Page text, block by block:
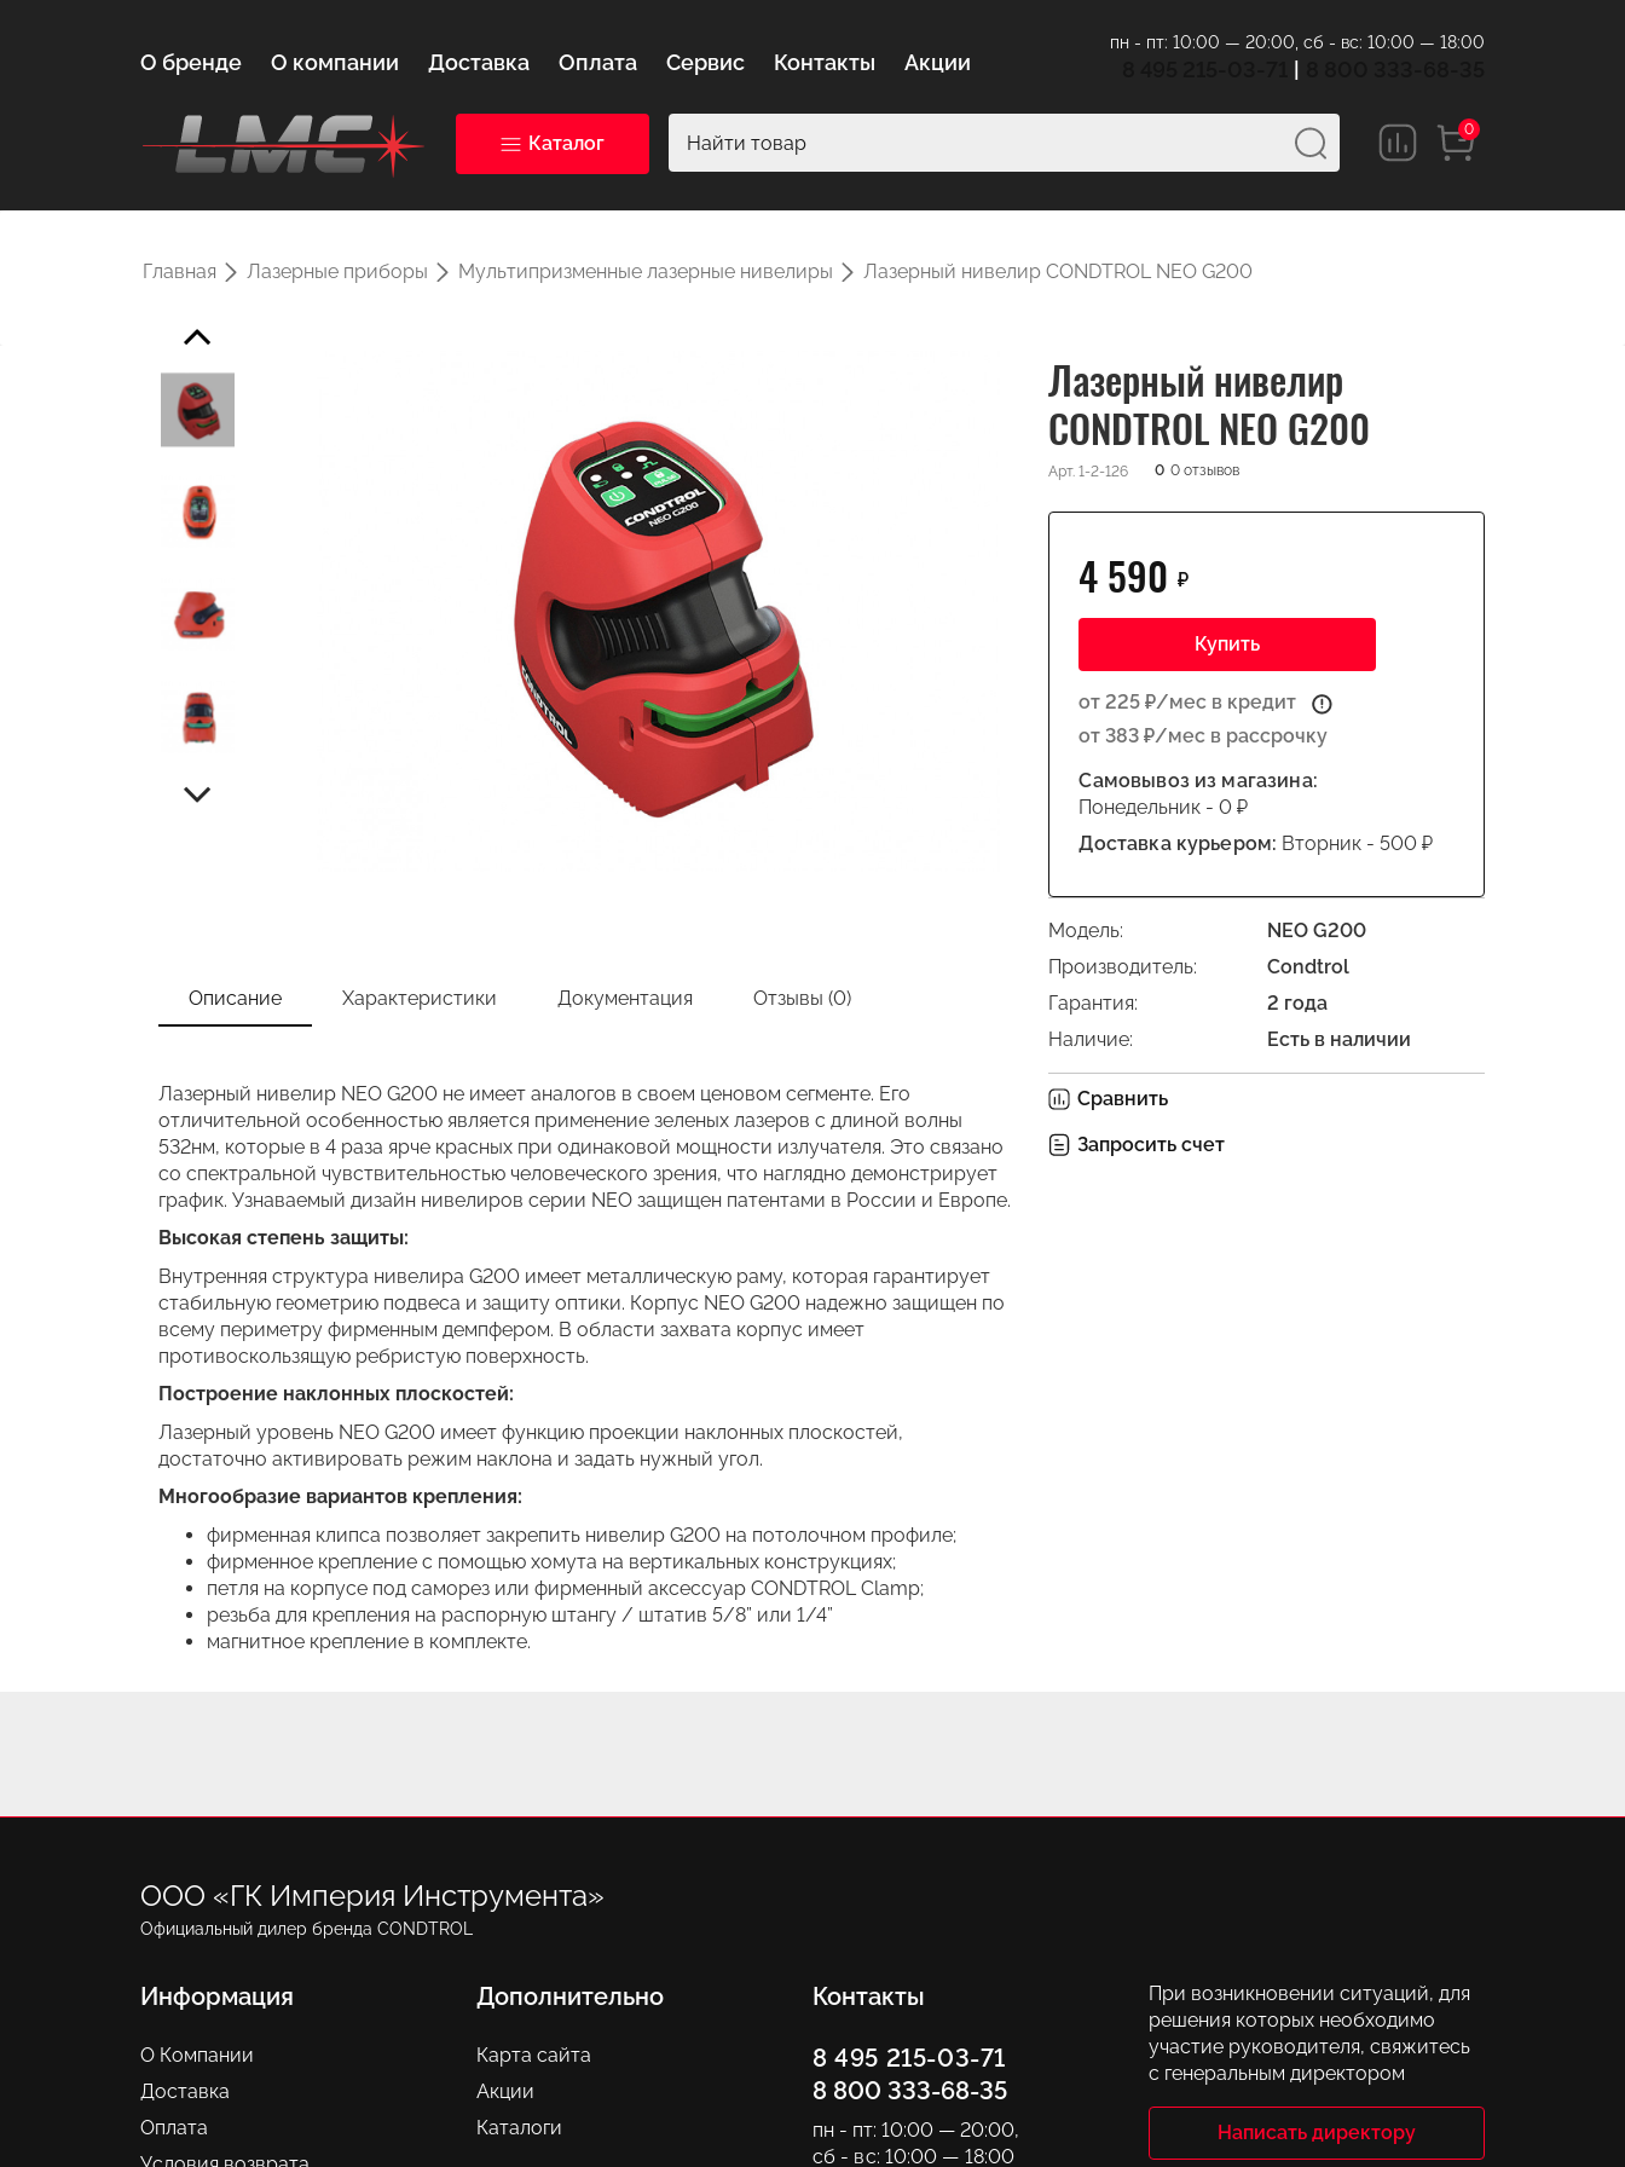
О бренде О компании Доставка Оплата Сервис Контакты Акции
пн - пт: 10:00 — 20:00, сб - вс: 10:00 — 18:00
Каталог
0
Главная Лазерные приборы Мультипризменные лазерные нивелиры Лазерный нивелир CONDTROL NEO G200
Описание Характеристики Документация Отзывы (0)
Лазерный нивелир NEO G200 не имеет аналогов в своем ценовом сегменте. Его
отличительной особенностью является применение зеленых лазеров с длиной волны
532нм, которые в 4 раза ярче красных при одинаковой мощности излучателя. Это связано
со спектральной чувствительностью человеческого зрения, что наглядно демонстрирует
график. Узнаваемый дизайн нивелиров серии NEO защищен патентами в России и Европе.
Высокая степень защиты:
Внутренняя структура нивелира G200 имеет металлическую раму, которая гарантирует
стабильную геометрию подвеса и защиту оптики. Корпус NEO G200 надежно защищен по
всему периметру фирменным демпфером. В области захвата корпус имеет
противоскользящую ребристую поверхность.
Построение наклонных плоскостей:
Лазерный уровень NEO G200 имеет функцию проекции наклонных плоскостей,
достаточно активировать режим наклона и задать нужный угол.
Многообразие вариантов крепления:
фирменная клипса позволяет закрепить нивелир G200 на потолочном профиле;
фирменное крепление с помощью хомута на вертикальных конструкциях;
петля на корпусе под саморез или фирменный аксессуар CONDTROL Clamp;
резьба для крепления на распорную штангу / штатив 5/8” или 1/4”
магнитное крепление в комплекте.
Лазерный нивелир
CONDTROL NEO G200
Арт.1-2-126 0 0 отзывов
4 590 ₽
Купить
от 225 ₽/мес в кредит
от 383 ₽/мес в рассрочку
Самовывоз из магазина:
Понедельник - 0 ₽
Доставка курьером: Вторник - 500 ₽
Модель:
NEO G200
Производитель:
Condtrol
Гарантия:
2 года
Наличие:
Есть в наличии
Сравнить
Запросить счет
ООО «ГК Империя Инструмента»
Официальный дилер бренда CONDTROL
Информация
О Компании
Доставка
Оплата
Дополнительно
Карта сайта
Акции
Каталоги
Контакты
8 495 215-03-71
8 800 333-68-35
пн - пт: 10:00 — 20:00,
сб - вс: 10:00 — 18:00
При возникновении ситуаций, для
решения которых необходимо
участие руководителя, свяжитесь
с генеральным директором
Написать директору